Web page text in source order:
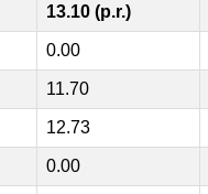
13.10 (p.r.)
0.00
11.70
12.73
0.00